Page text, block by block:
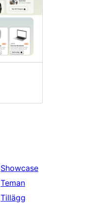
Showcase
Teman
Tillägg